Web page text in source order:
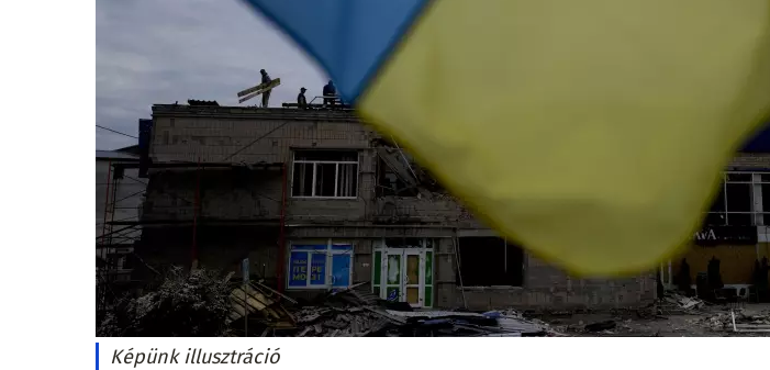
Képünk illusztráció